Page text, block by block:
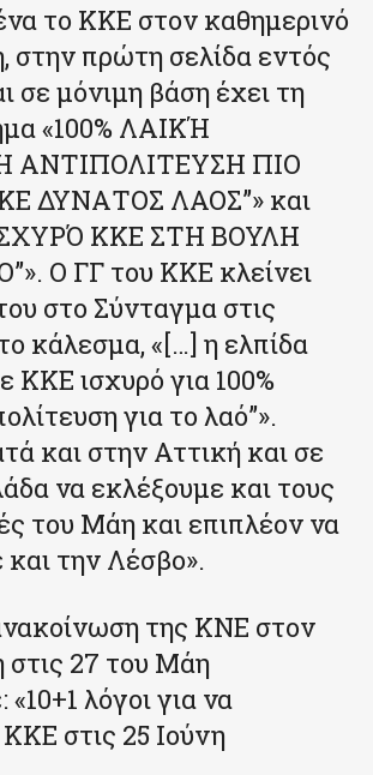
το ΚΚΕ στον καθημερινό
στην πρώτη σελίδα εντός
σε μόνιμη βάση έχει τη
«100% ΛΑΙΚΉ
ΑΝΤΙΠΟΛΙΤΕΥΣΗ ΠΙΟ
ΔΥΝΑΤΟΣ ΛΑΟΣ”» και
ΚΚΕ ΣΤΗ ΒΟΥΛΗ
Ο ΓΓ του ΚΚΕ κλείνει
στο Σύνταγμα στις
κάλεσμα, «[…] η ελπίδα
ΚΚΕ ισχυρό για 100%
για το λαό”».
και στην Αττική και σε
να εκλέξουμε και τους
του Μάη και επιπλέον να
και την Λέσβο».
της ΚΝΕ στον
στις 27 του Μάη
λόγοι για να
στις 25 Ιούνη